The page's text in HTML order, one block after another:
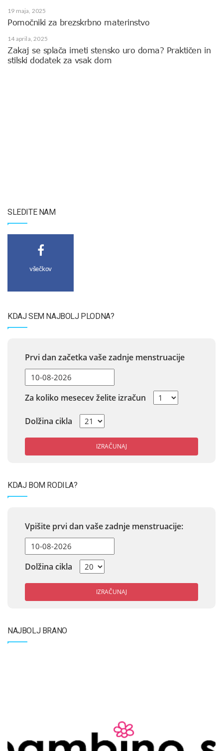
19 maja, 2025
Pomočniki za brezskrbno materinstvo
14 aprila, 2025
Zakaj se splača imeti stensko uro doma? Praktičen in
stilski dodatek za vsak dom
SLEDITE NAM
všečkov
KDAJ SEM NAJBOLJ PLODNA?
Prvi dan začetka vaše zadnje menstruacije
Za koliko mesecev želite izračun
Dolžina cikla
IZRAČUNAJ
KDAJ BOM RODILA?
Vpišite prvi dan vaše zadnje menstruacije:
Dolžina cikla
IZRAČUNAJ
NAJBOLJ BRANO